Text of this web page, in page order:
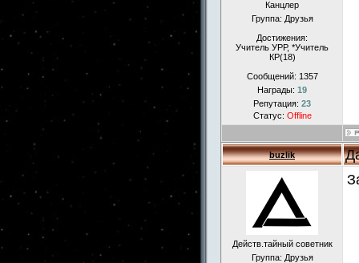
Канцлер
Группа: Друзья
Достижения:
Учитель УРР, *Учитель
КР(18)
Сообщений: 1357
Награды: 19
Репутация: 23
Статус: Offline
buzlik
Действ.тайный советник
Группа: Друзья